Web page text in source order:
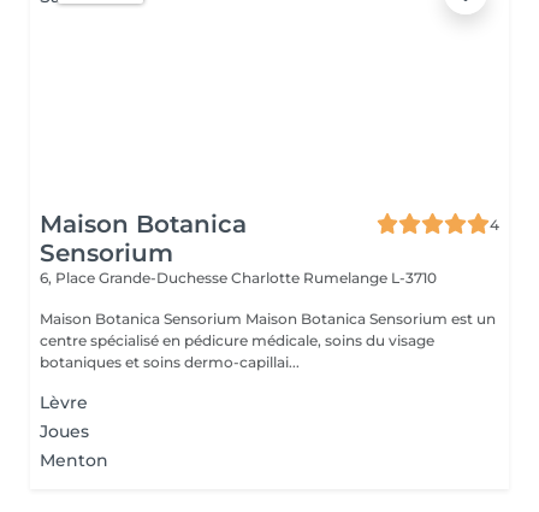
Maison Botanica
Sensorium
4
6, Place Grande-Duchesse Charlotte Rumelange L-3710
Maison Botanica Sensorium Maison Botanica Sensorium est un
centre spécialisé en pédicure médicale, soins du visage
botaniques et soins dermo-capillai...
Lèvre
Joues
Menton